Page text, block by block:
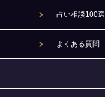
占い相談100選
よくある質問